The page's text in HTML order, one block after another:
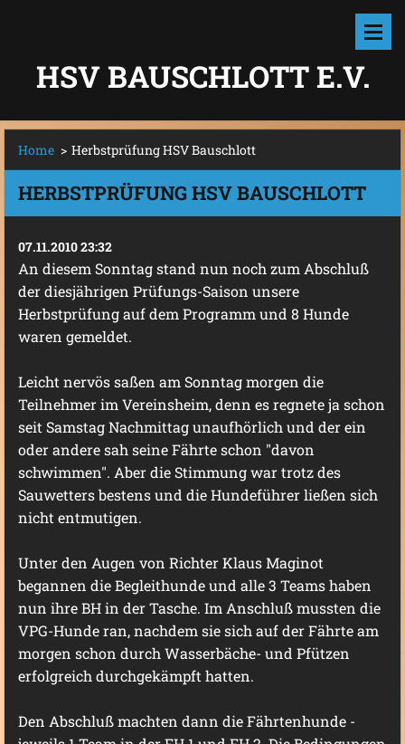
HSV BAUSCHLOTT E.V.
Home > Herbstprüfung HSV Bauschlott
HERBSTPRÜFUNG HSV BAUSCHLOTT
07.11.2010 23:32
An diesem Sonntag stand nun noch zum Abschluß
der diesjährigen Prüfungs-Saison unsere
Herbstprüfung auf dem Programm und 8 Hunde
waren gemeldet.
Leicht nervös saßen am Sonntag morgen die
Teilnehmer im Vereinsheim, denn es regnete ja schon
seit Samstag Nachmittag unaufhörlich und der ein
oder andere sah seine Fährte schon "davon
schwimmen". Aber die Stimmung war trotz des
Sauwetters bestens und die Hundeführer ließen sich
nicht entmutigen.
Unter den Augen von Richter Klaus Maginot
begannen die Begleithunde und alle 3 Teams haben
nun ihre BH in der Tasche. Im Anschluß mussten die
VPG-Hunde ran, nachdem sie sich auf der Fährte am
morgen schon durch Wasserbäche- und Pfützen
erfolgreich durchgekämpft hatten.
Den Abschluß machten dann die Fährtenhunde -